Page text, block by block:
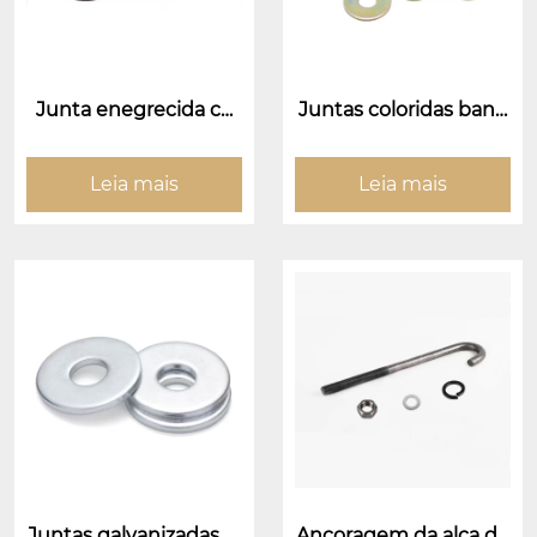
Junta enegrecida co
Leia mais
Juntas coloridas banh
Leia mais